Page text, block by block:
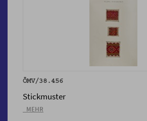
ÖMV/38.456
Stickmuster
_MEHR